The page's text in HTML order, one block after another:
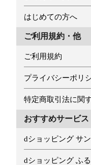
はじめての方へ
ご利用規約・他
ご利用規約
プライバシーポリ
特定商取引法に関
おすすめサービス
dショッピング サ
dショッピング ふ